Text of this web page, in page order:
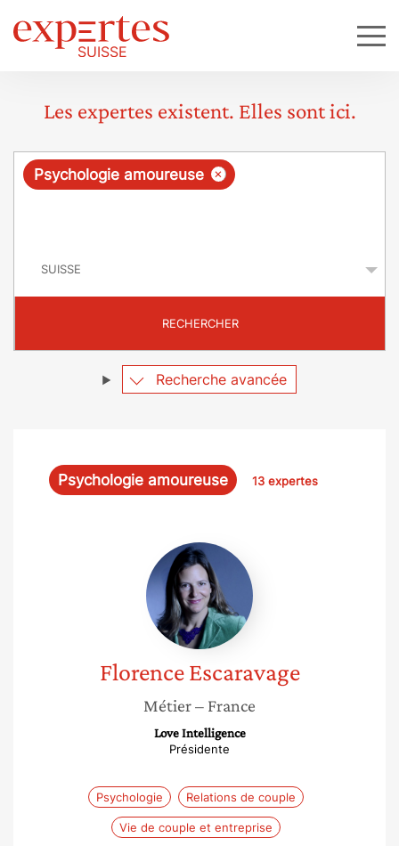
Les expertes existent. Elles sont ici.
R
ê
e
×
Psychologie amoureuse
RECHERCHER
Recherche avancée
Psychologie amoureuse 13 expertes
Florence
Escaravage
Florence Escaravage
Métier– France
Love Intelligence
Présidente
Psychologie Relations de couple
Vie de couple et entreprise